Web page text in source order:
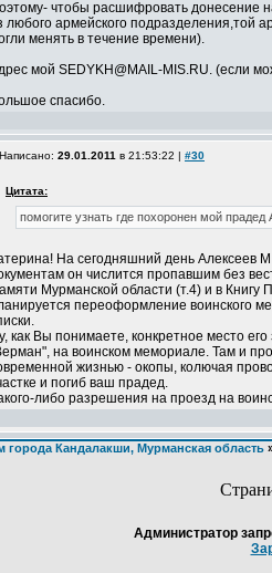
чтобы расшифровать донесение
любого армейского подразделения,той
менять в течение времени).
мой SEDYKH@MAIL-MIS.RU. (если
спасибо.
Написано: 29.01.2011 в 21:53:22 | #30
Цитата:
помогите узнать где похоронен мой
На сегодняшний день Алексеев
он числится пропавшим без
Мурманской области (т.4) и в
переоформление воинского
как Вы понимаете, конкретное место
на воинском мемориале. Там и
жизнью - окопы, колючая
и погиб ваш прадед.
либо разрешения на проезд на
города Кандалакши, Мурманская область
Администратор